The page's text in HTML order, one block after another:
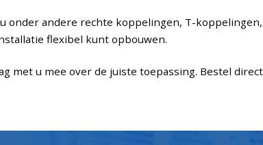
onder andere rechte koppelingen, T-
flexibel kunt opbouwen.
met u mee over de juiste toepassing. Bestel